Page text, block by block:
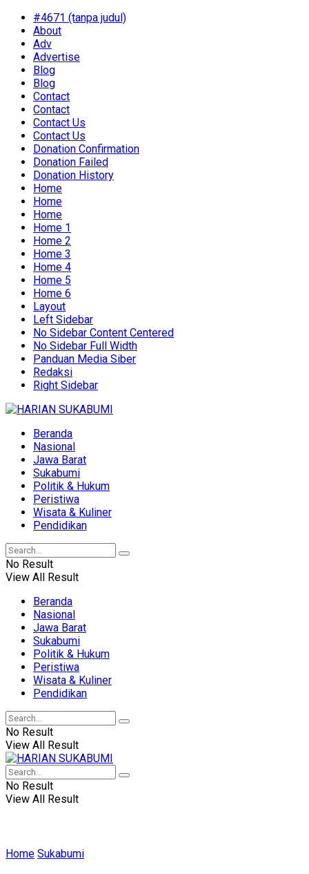
#4671 (tanpa judul)
About
Adv
Advertise
Blog
Blog
Contact
Contact
Contact Us
Contact Us
Donation Confirmation
Donation Failed
Donation History
Home
Home
Home
Home 1
Home 2
Home 3
Home 4
Home 5
Home 6
Layout
Left Sidebar
No Sidebar Content Centered
No Sidebar Full Width
Panduan Media Siber
Redaksi
Right Sidebar
Beranda
Nasional
Jawa Barat
Sukabumi
Politik & Hukum
Peristiwa
Wisata & Kuliner
Pendidikan
No Result
View All Result
Beranda
Nasional
Jawa Barat
Sukabumi
Politik & Hukum
Peristiwa
Wisata & Kuliner
Pendidikan
No Result
View All Result
No Result
View All Result
Home Sukabumi